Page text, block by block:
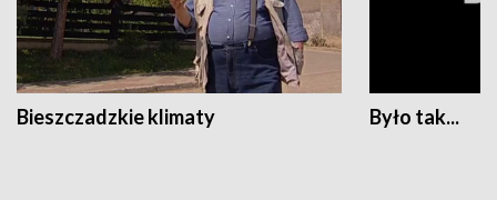
Bieszczadzkie klimaty Było tak...